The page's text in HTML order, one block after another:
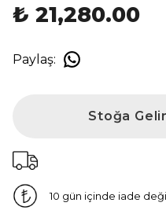
₺ 21,280.00
Paylaş:
Stoğa
10 gün içinde iade